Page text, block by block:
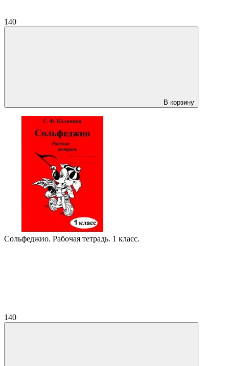
140
В корзину
Сольфеджио. Рабочая тетрадь. 1 класс.
140